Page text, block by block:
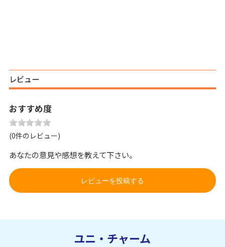
レビュー
おすすめ度
(0件のレビュー)
あなたの意見や感想を教えて下さい。
レビューを投稿する
ユニ・チャーム